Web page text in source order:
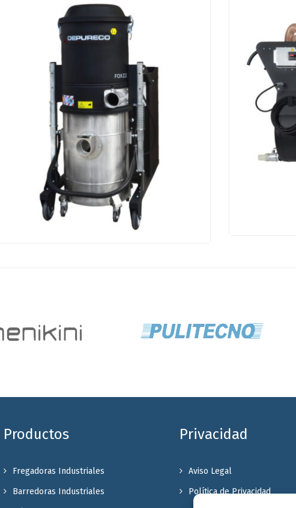
Productos
Fregadoras Industriales
Barredoras Industriales
Privacidad
Aviso Legal
Política de Privacidad